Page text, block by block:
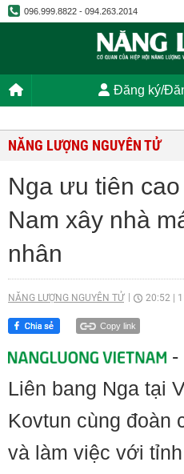
096.999.8822 - 094.263.2014
Đăng ký/
NĂNG LƯỢNG NGUYÊN TỬ
Nga ưu tiên
Nam xây nhà
nhân
NĂNG LƯỢNG NGUYÊN TỬ 20:52
Copy link
-
Liên bang Nga tại
Kovtun cùng đoàn
và làm việc với